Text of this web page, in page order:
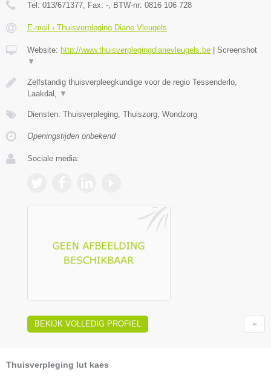
Tel: 013/671377, Fax: -, BTW-nr: 0816 106 728
E-mail › Thuisverpleging Diane Vleugels
Website: http://www.thuisverplegingdianevleugels.be
Screenshot
▼
Zelfstandig thuisverpleegkundige voor de regio Tessenderlo,
Laakdal, ▼
Diensten: Thuisverpleging, Thuiszorg, Wondzorg
Openingstijden onbekend
Sociale media:
BEKIJK VOLLEDIG PROFIEL
Thuisverpleging lut kaes